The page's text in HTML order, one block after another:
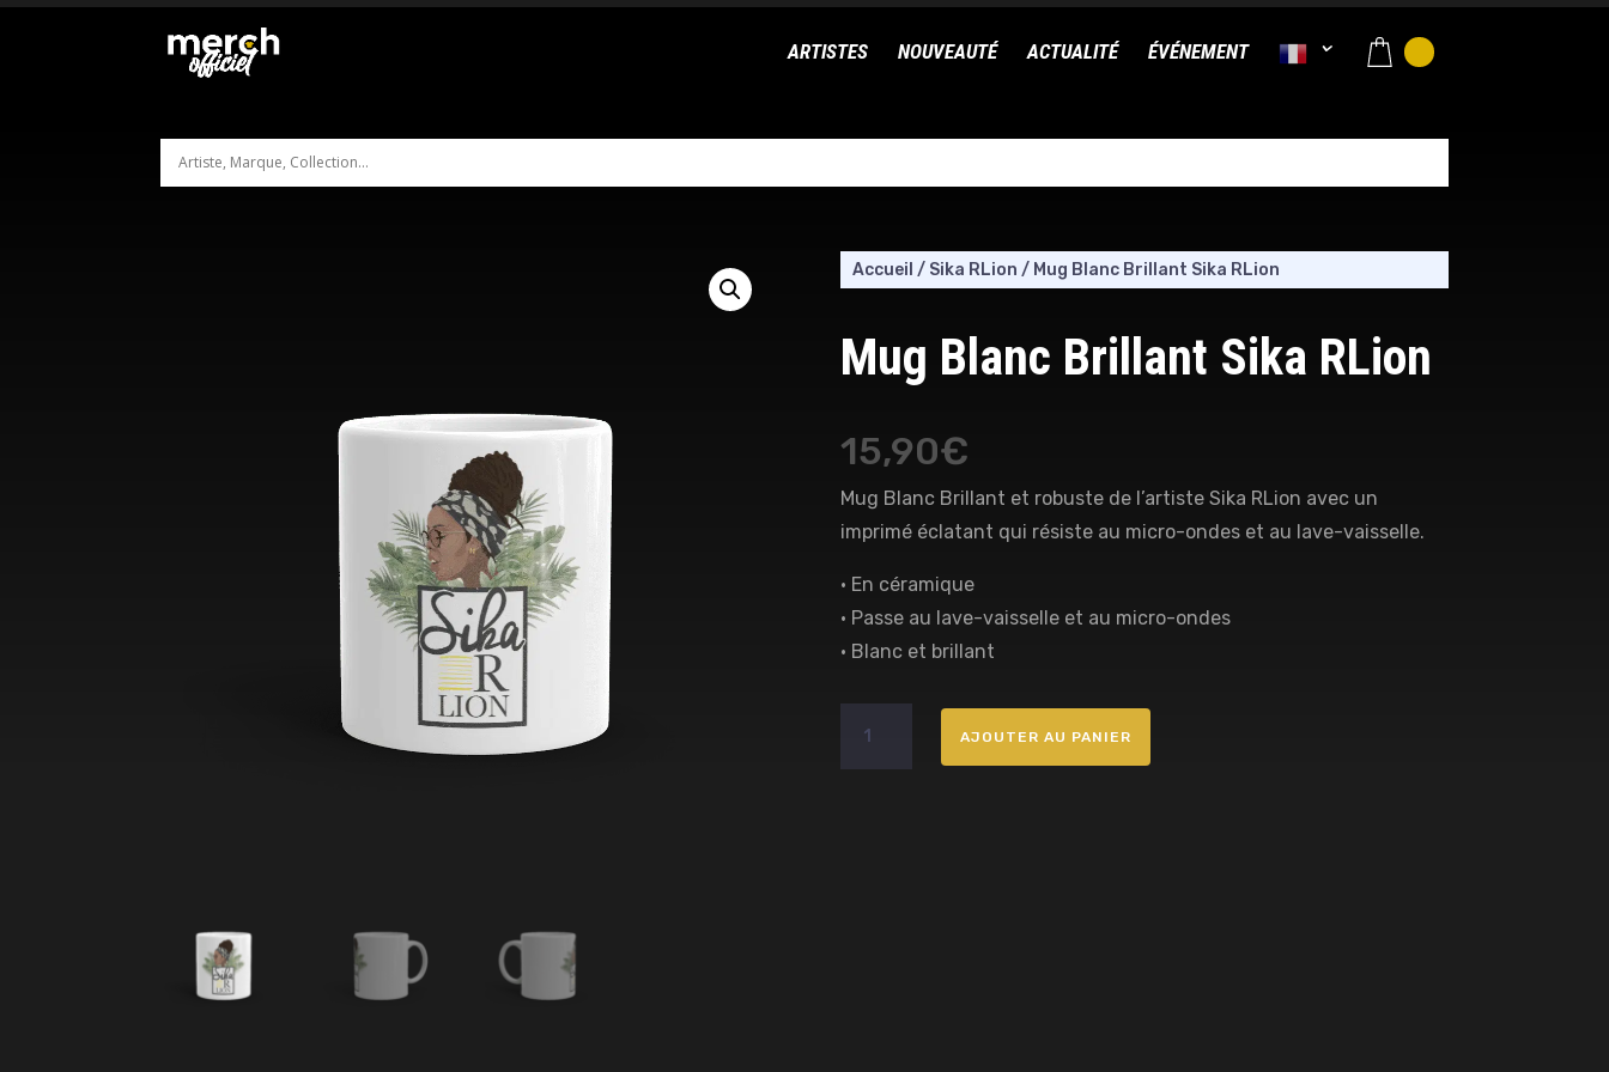
ARTISTES NOUVEAUTÉ ACTUALITÉ ÉVÉNEMENT
Accueil / Sika RLion / Mug Blanc Brillant Sika RLion
Mug Blanc Brillant Sika RLion
15,90€
Mug Blanc Brillant et robuste de l’artiste Sika RLion avec un
imprimé éclatant qui résiste au micro-ondes et au lave-vaisselle.
• En céramique
• Passe au lave-vaisselle et au micro-ondes
• Blanc et brillant
Mug
AJOUTER AU PANIER